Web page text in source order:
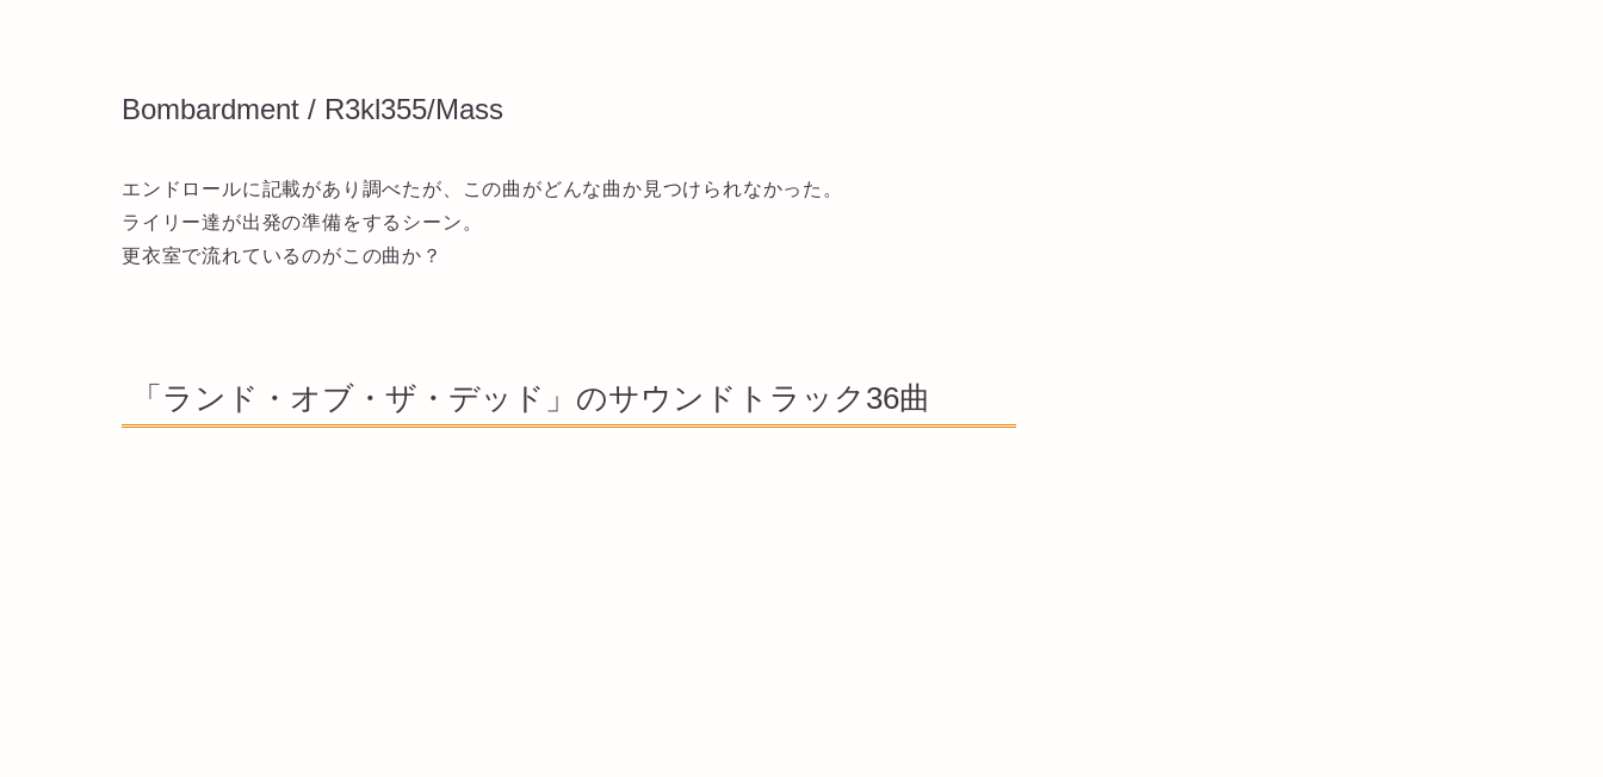
Bombardment / R3kl355/Mass
エンドロールに記載があり調べたが、この曲がどんな曲か見つけられなかった。
ライリー達が出発の準備をするシーン。
更衣室で流れているのがこの曲か？
「ランド・オブ・ザ・デッド」のサウンドトラック36曲